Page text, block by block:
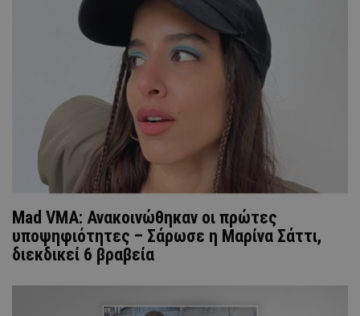
Mad VMA: Ανακοινώθηκαν οι πρώτες
υποψηφιότητες – Σάρωσε η Μαρίνα Σάττι,
διεκδικεί 6 βραβεία